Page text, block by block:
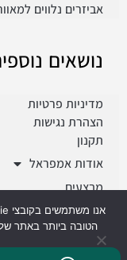
אביזרים נלווים
נושאים
מדיניות פרטיות
הצהרת נגישות
תקנון
אודות אמפראל
מבצעים
פרוייקטים
הטובה ביותר באתר